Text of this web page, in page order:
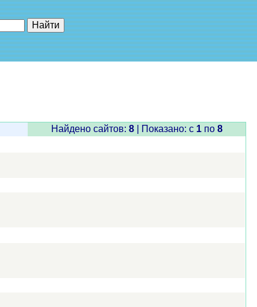
Найдено сайтов: 8| Показано: c 1по 8